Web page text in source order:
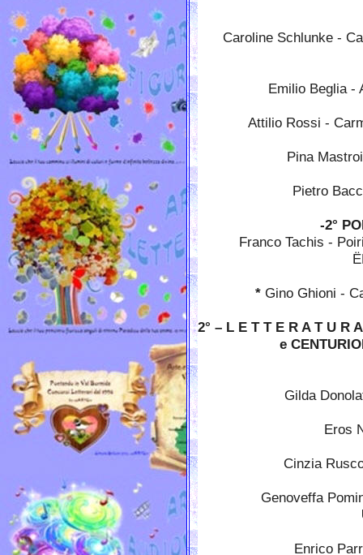
Caroline Schlunke -
Emilio Beglia -
Attilio Rossi -
Pina
Pietro
-2°
Franco Tachis -
* Gino Ghioni -
2° – L E T T E R A T U R
e
Gilda
Eros
Cinzia
Genoveffa
Enrico